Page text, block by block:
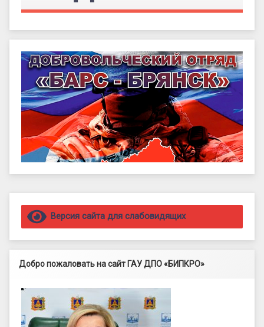
Правый сайдбар
Версия сайта для слабовидящих
Добро пожаловать на сайт ГАУ ДПО «БИПКРО»